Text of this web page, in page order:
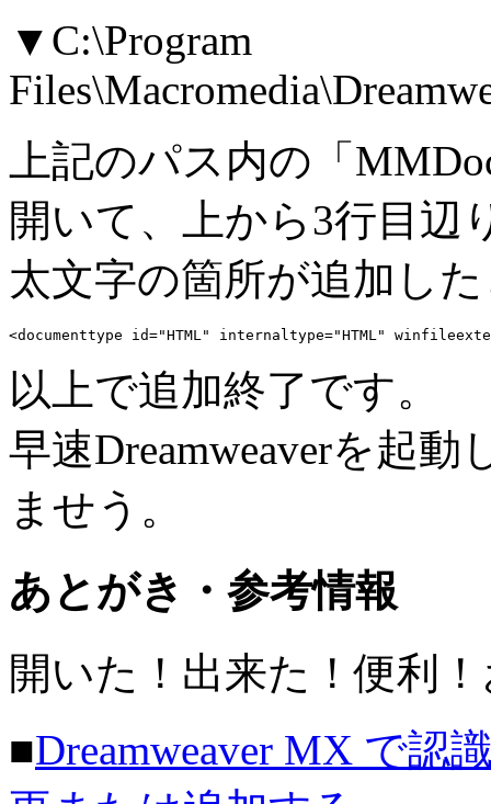
▼C:\Program
上記のパス内の「
開いて、上から3行目辺
太文字の箇所が追加し
<documenttype id="HTML" internaltype="HTML"
以上で追加終了です。
早速Dreamweaverを起
ませう。
あとがき・参考情報
開いた！出来た！便利
■Dreamweaver MX で認